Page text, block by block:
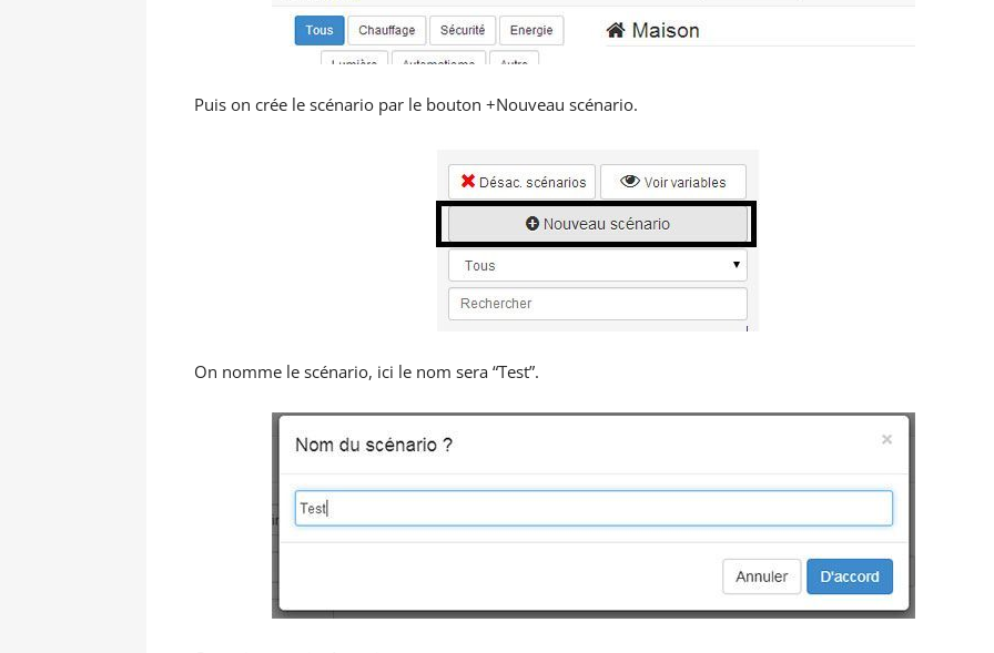
Puis on crée le scénario par le bouton +Nouveau scénario.
On nomme le scénario, ici le nom sera “Test”.